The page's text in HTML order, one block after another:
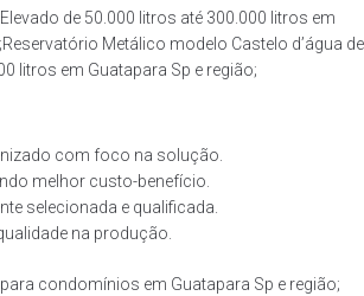
de 50.000 litros até 300.000 litros em
Metálico modelo Castelo d’água de
litros em Guatapara Sp e região;
com foco na solução.
melhor custo-benefício.
selecionada e qualificada.
na produção.
condomínios em Guatapara Sp e região;